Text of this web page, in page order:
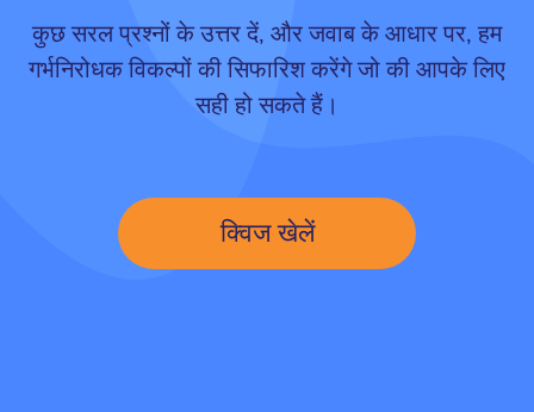
कुछ सरल प्रश्नों के उत्तर दें, और जवाब के आधार पर, हम
गर्भनिरोधक विकल्पों की सिफारिश करेंगे जो की आपके लिए
सही हो सकते हैं।
क्विज खेलें